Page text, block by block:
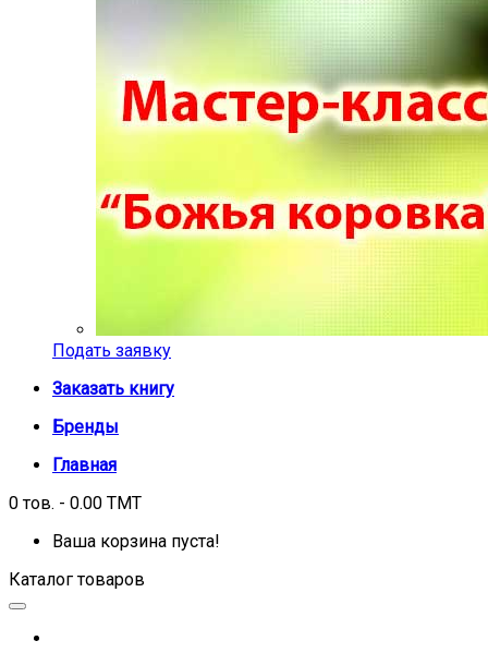
Подать заявку
Заказать книгу
Бренды
Главная
0 тов. - 0.00 TMT
Ваша корзина пуста!
Каталог товаров